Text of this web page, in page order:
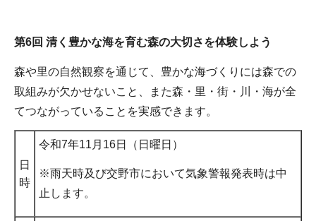
第6回 清く豊かな海を育む森の大切さを体験しよう
森や里の自然観察を通じて、豊かな海づくりには森での
取組みが欠かせないこと、また森・里・街・川・海が全
てつながっていることを実感できます。
日
時
令和7年11月16日（日曜日）
※雨天時及び交野市において気象警報発表時は中
止します。